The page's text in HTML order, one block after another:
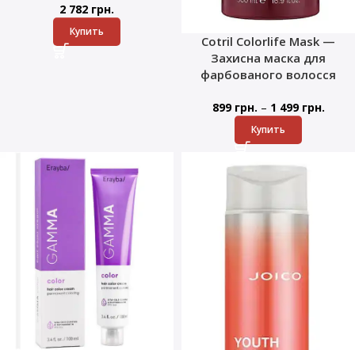
2 782 грн.
Купить
Cotril Colorlife Mask —
Захисна маска для
фарбованого волосся
899 грн. – 1 499 грн.
Купить